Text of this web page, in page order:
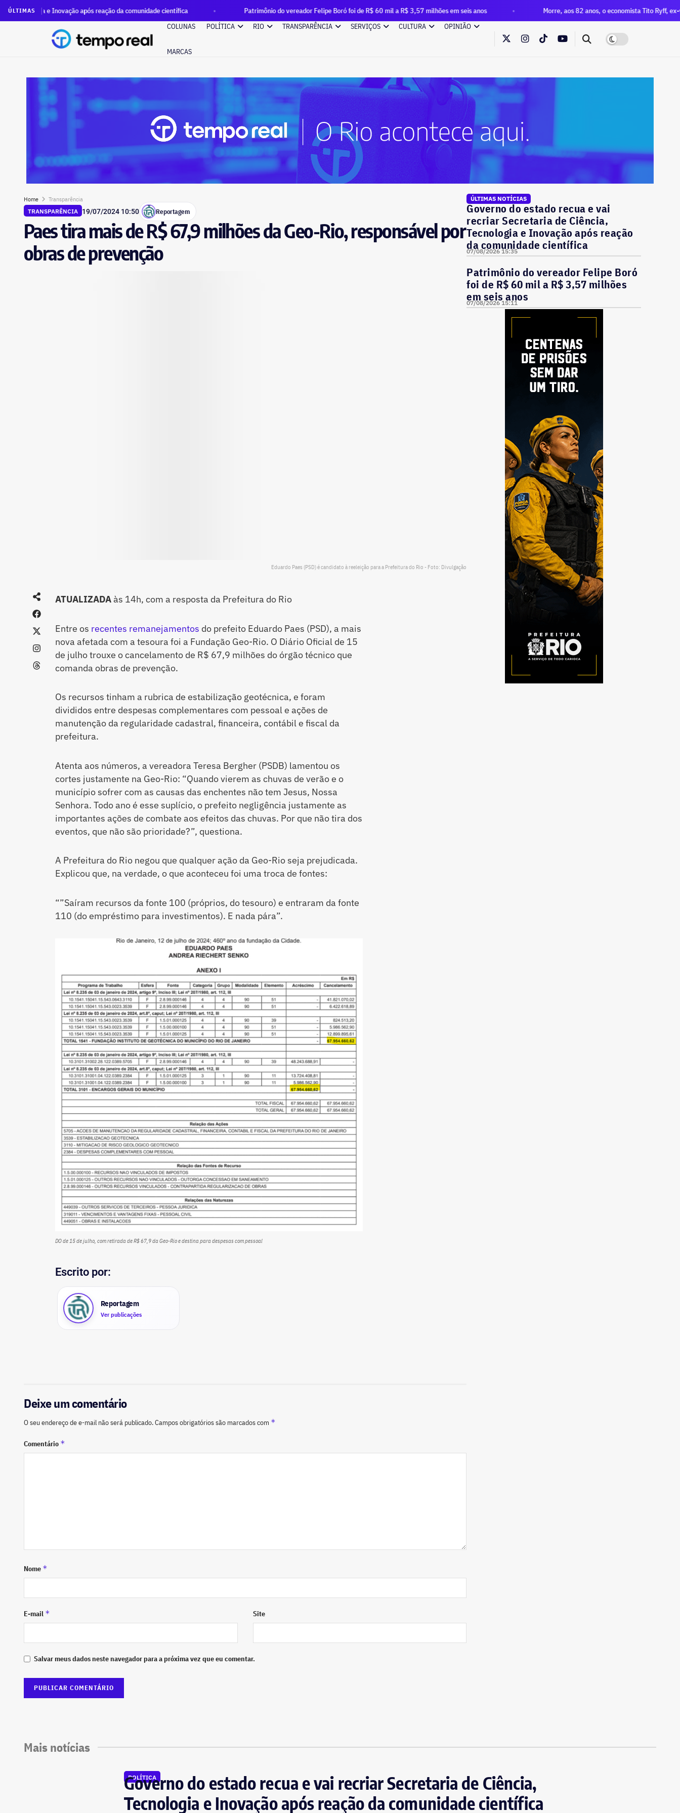
ÚLTIMASapós reação da comunidade científica Patrimônio do vereador Felipe Boró foi de R$ 60 mil a R$ 3,57 milhões em seis anos
Morre, aos 82 anos, o economista Tito Ryff, ex-vereador e ex-
COLUNAS
POLÍTICA RIO TRANSPARÊNCIA SERVIÇOS CULTURA OPINIÃO
MARCAS
Home
Transparência
TRANSPARÊNCIA 19/07/2024 10:50 Reportagem
Paes tira mais de R$ 67,9 milhões da Geo-Rio, responsável por
obras de prevenção
Eduardo Paes (PSD) é candidato à reeleição para a Prefeitura do Rio - Foto: Divulgação
ATUALIZADAàs 14h, com a resposta da Prefeitura do Rio
Entre os recentes remanejamentos do prefeito Eduardo Paes (PSD), a mais
nova afetada com a tesoura foi a Fundação Geo-Rio. O Diário Oficial de 15
de julho trouxe o cancelamento de R$ 67,9 milhões do órgão técnico que
comanda obras de prevenção.
Os recursos tinham a rubrica de estabilização geotécnica, e foram
divididos entre despesas complementares com pessoal e ações de
manutenção da regularidade cadastral, financeira, contábil e fiscal da
prefeitura.
Atenta aos números, a vereadora Teresa Bergher (PSDB) lamentou os
cortes justamente na Geo-Rio: “Quando vierem as chuvas de verão e o
município sofrer com as causas das enchentes não tem Jesus, Nossa
Senhora. Todo ano é esse suplício, o prefeito negligência justamente as
importantes ações de combate aos efeitos das chuvas. Por que não tira dos
eventos, que não são prioridade?”, questiona.
A Prefeitura do Rio negou que qualquer ação da Geo-Rio seja prejudicada.
Explicou que, na verdade, o que aconteceu foi uma troca de fontes:
“”Saíram recursos da fonte 100 (próprios, do tesouro) e entraram da fonte
110 (do empréstimo para investimentos). E nada pára”.
DO de 15 de julho, com retirada de R$ 67,9 da Geo-Rio e destina para despesas com pessoal
Escrito por:
Reportagem
Ver publicações
ÚLTIMAS NOTÍCIAS
Governo do estado recua e vai
recriar Secretaria de Ciência,
Tecnologia e Inovação após reação
da comunidade científica
07/08/2026 15:35
Patrimônio do vereador Felipe Boró
foi de R$ 60 mil a R$ 3,57 milhões
em seis anos
07/08/2026 15:11
Deixe um comentário
O seu endereço de e-mail não será publicado.Campos obrigatórios são marcados com *
Comentário *
Nome *
E-mail * Site
Salvar meus dados neste navegador para a próxima vez que eu comentar.
Mais notícias
POLÍTICA
Governo do estado recua e vai recriar Secretaria de Ciência,
Tecnologia e Inovação após reação da comunidade científica